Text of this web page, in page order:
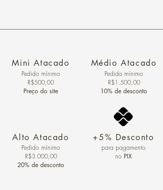
Mini Atacado
Pedido ​mínimo
R$500,00
Preço do site
Alto Atacado
Pedido mínimo
R$3.000,00
20% de desconto
Médio Atacado
Pedido mínimo
R$1.500,00
10% de desconto
+5% Desconto
para pagamento
no PIX